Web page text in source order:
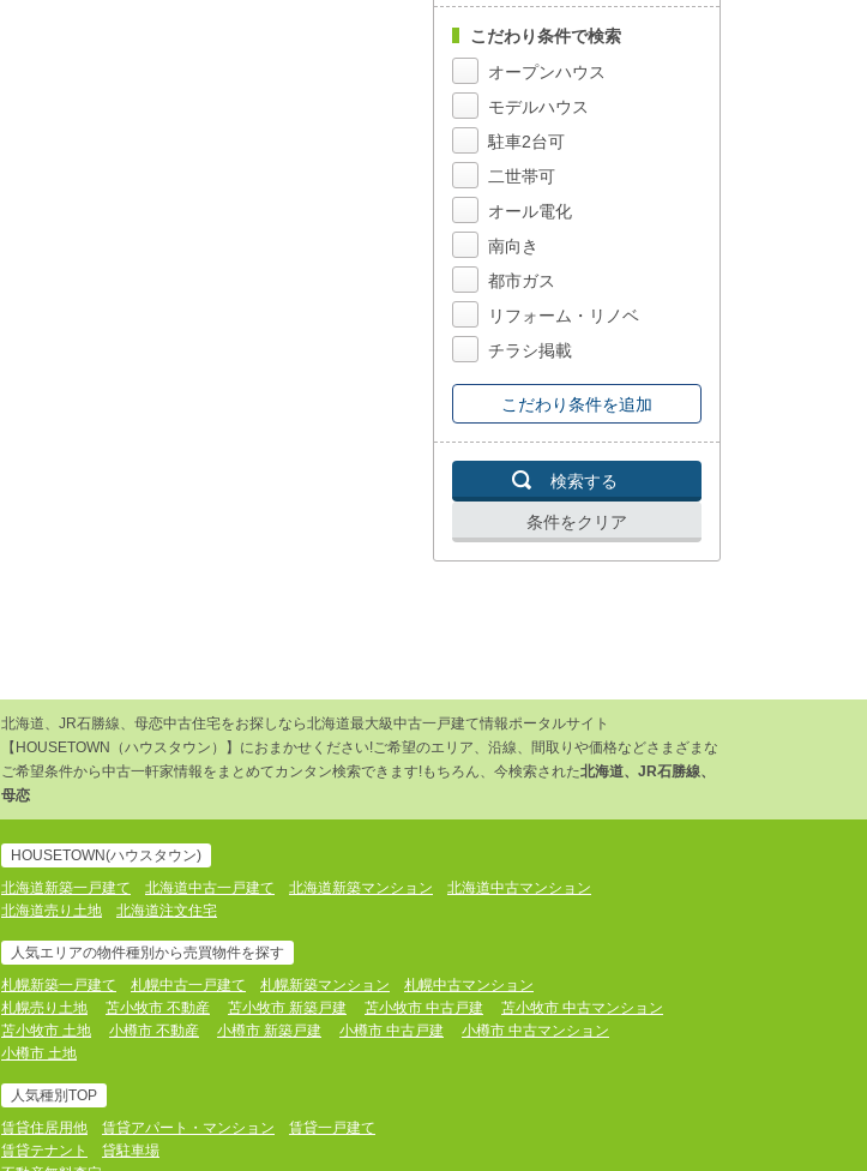
こだわり条件で検索
オープンハウス
モデルハウス
駐車2台可
二世帯可
オール電化
南向き
都市ガス
リフォーム・リノベ
チラシ掲載
こだわり条件を追加
検索する
条件をクリア
北海道、JR石勝線、母恋中古住宅をお探しなら北海道最大級中古一戸建て情報ポータルサイト
【HOUSETOWN（ハウスタウン）】におまかせください!ご希望のエリア、沿線、間取りや価格などさまざまな
ご希望条件から中古一軒家情報をまとめてカンタン検索できます!もちろん、今検索された北海道、JR石勝線、
母恋
HOUSETOWN(ハウスタウン)
北海道新築一戸建て
北海道中古一戸建て 北海道新築マンション
北海道中古マンション
北海道売り土地
北海道注文住宅
人気エリアの物件種別から売買物件を探す
札幌新築一戸建て
札幌中古一戸建て 札幌新築マンション
札幌中古マンション
札幌売り土地
苫小牧市 不動産 苫小牧市 新築戸建 苫小牧市 中古戸建
苫小牧市 中古マンション
苫小牧市 土地
小樽市 不動産 小樽市 新築戸建 小樽市 中古戸建
小樽市 中古マンション
小樽市 土地
人気種別TOP
賃貸住居用他
賃貸アパート・マンション
賃貸一戸建て
賃貸テナント
貸駐車場